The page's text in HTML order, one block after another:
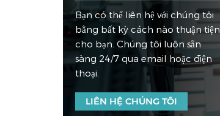
Bạn có thể liên hệ với chúng tôi
bằng bất kỳ cách nào thuận tiện
cho bạn. Chúng tôi luôn sẵn
sàng 24/7 qua email hoặc điện
thoại.
LIÊN HỆ CHÚNG TÔI